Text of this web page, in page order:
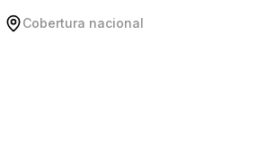
Cobertura nacional